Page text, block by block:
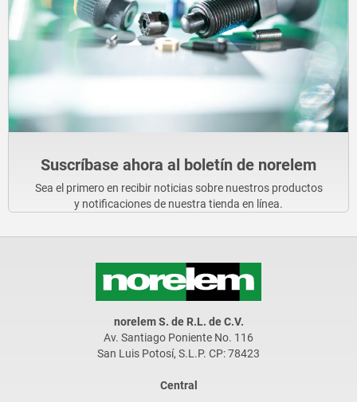
Suscríbase ahora al boletín de norelem
Sea el primero en recibir noticias sobre nuestros productos
y notificaciones de nuestra tienda en línea.
norelem S. de R.L. de C.V.
Av. Santiago Poniente No. 116
San Luis Potosí, S.L.P. CP: 78423
Central